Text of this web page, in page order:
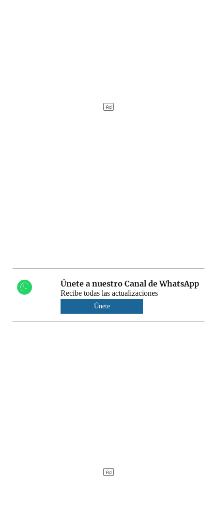
Únete a nuestro Canal de WhatsApp
Recibe todas las actualizaciones
Únete